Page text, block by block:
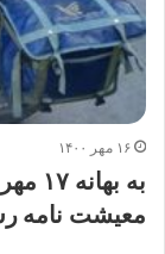
۱۶ مهر ۱۴۰۰
به
معیشت نامه